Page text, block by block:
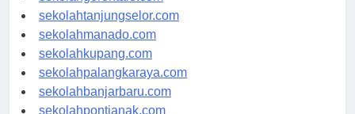
sekolahgorontalo.com
sekolahtanjungselor.com
sekolahmanado.com
sekolahkupang.com
sekolahpalangkaraya.com
sekolahbanjarbaru.com